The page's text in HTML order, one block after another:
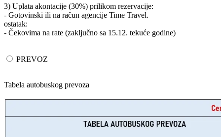
3) Uplata akontacije (30%) prilikom rezervacije:
- Gotovinski ili na račun agencije Time Travel.
ostatak:
- Čekovima na rate (zaključno sa 15.12. tekuće godine)
PREVOZ
Tabela autobuskog prevoza